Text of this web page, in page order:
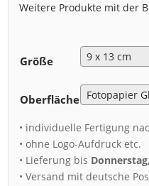
Weitere Produkte mit der
Größe
Oberfläche
• individuelle Fertigung
• ohne Logo-Aufdruck etc.
• Lieferung bis
• Versand mit deutsche